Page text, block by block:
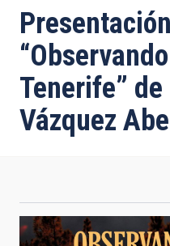
enlaces
de
ayuda
a
la
Tenerife” de
Vázquez